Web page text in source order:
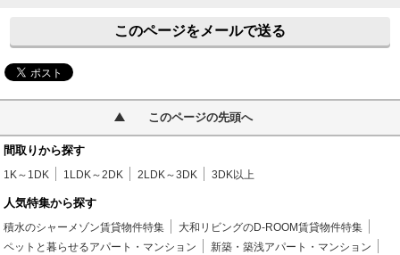
このページをメールで送る
このページの先頭へ
間取りから探す
1K～1DK 1LDK～2DK 2LDK～3DK 3DK以上
人気特集から探す
積水のシャーメゾン賃貸物件特集
大和リビングのD-ROOM賃貸物件特集
ペットと暮らせるアパート・マンション
新築・築浅アパート・マンション